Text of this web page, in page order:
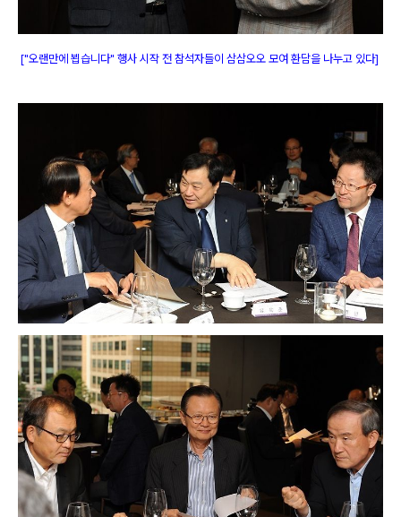
["오랜만에 뵙습니다" 행사 시작 전 참석자들이 삼삼오오 모여 환담을 나누고 있다]